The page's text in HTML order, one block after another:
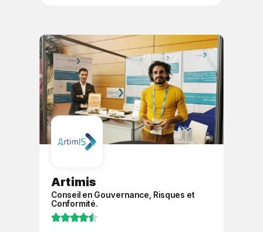
Artimis
Conseil en Gouvernance, Risques et
Conformité.
